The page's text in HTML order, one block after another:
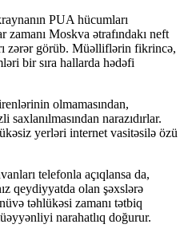
PUA hücumları
zamanı Moskva ətrafındakı neft
zərər görüb. Müəlliflərin fikrincə,
bir sıra hallarda hədəfi
olmamasından,
saxlanılmasından narazıdırlar.
yerləri internet vasitəsilə özü
telefonla açıqlansa da,
qeydiyyatda olan şəxslərə
təhlükəsi zamanı tətbiq
narahatlıq doğurur.